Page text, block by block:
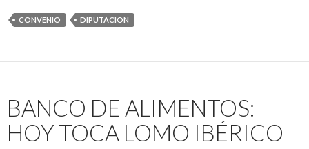
CONVENIO DIPUTACION
BANCO DE ALIMENTOS:
HOY TOCA LOMO IBÉRICO